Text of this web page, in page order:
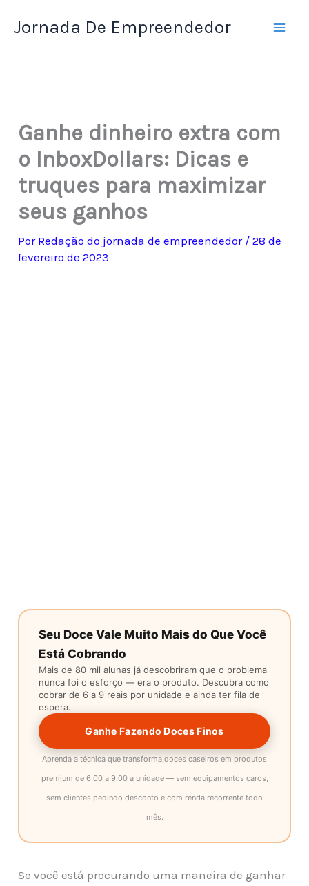
paraJornada De Empreendedor
Ganhe dinheiro extra com
o InboxDollars: Dicas e
truques para maximizar
seus ganhos
Por Redação do jornada de empreendedor /28 de
fevereiro de 2023
Seu Doce Vale Muito Mais do Que Você
Está Cobrando
Mais de 80 mil alunas já descobriram que o problema
nunca foi o esforço — era o produto. Descubra como
cobrar de 6 a 9 reais por unidade e ainda ter fila de
espera.
Ganhe Fazendo Doces Finos
Aprenda a técnica que transforma doces caseiros em produtos
premium de 6,00 a 9,00 a unidade — sem equipamentos caros,
sem clientes pedindo desconto e com renda recorrente todo
mês.
Se você está procurando uma maneira de ganhar